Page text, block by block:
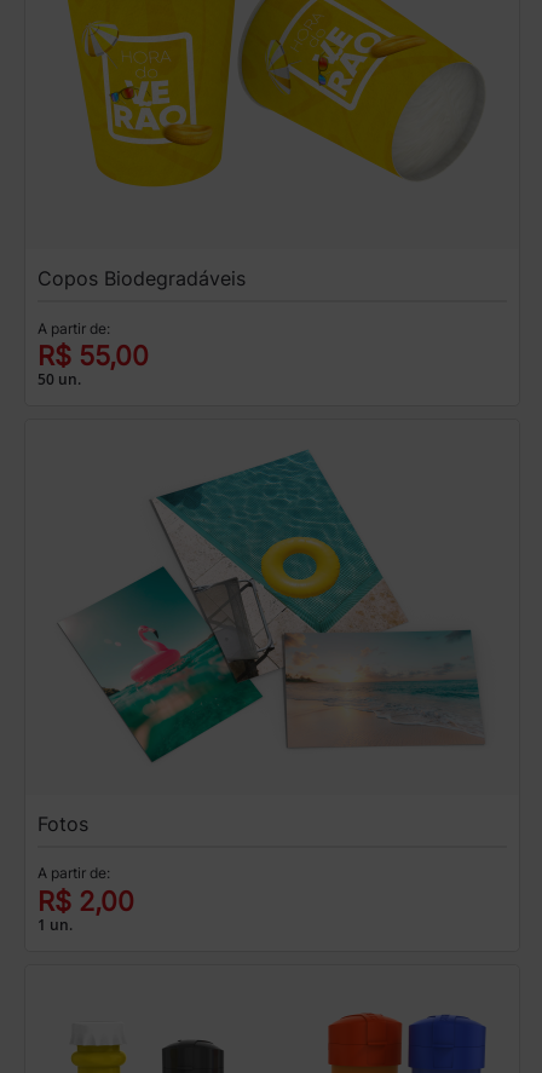
Copos Biodegradáveis
A partir de:
R$ 55,00
50 un.
Fotos
A partir de:
R$ 2,00
1 un.